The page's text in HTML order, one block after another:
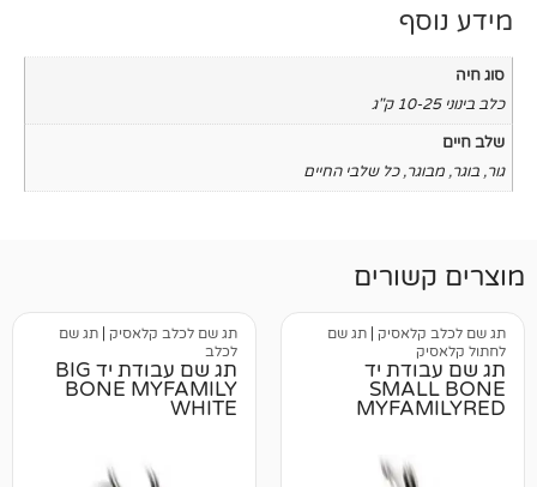
כל שלבי החיים
|תג שם
יד
תג שם לכלב קלאסיק |תג שם
תג שם עבודת יד BIG
BONE MYFAMILY
WHITE